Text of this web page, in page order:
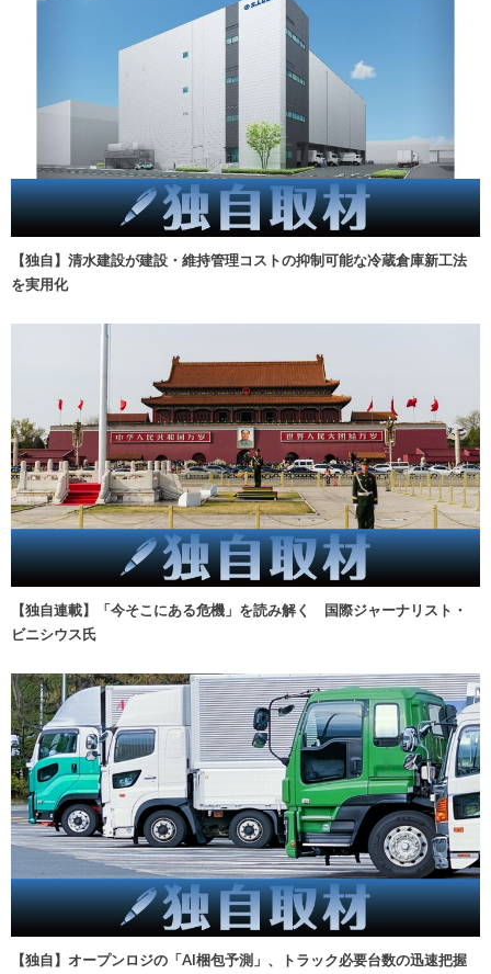
【独自】清水建設が建設・維持管理コストの抑制可能な冷蔵倉庫新工法
を実用化
【独自連載】「今そこにある危機」を読み解く 国際ジャーナリスト・
ビニシウス氏
【独自】オープンロジの「AI梱包予測」、トラック必要台数の迅速把握